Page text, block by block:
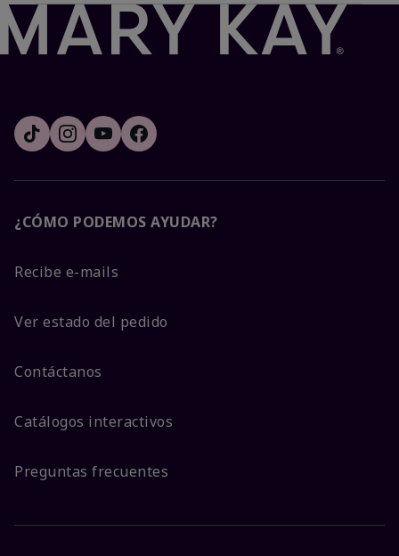
¿CÓMO PODEMOS AYUDAR?
Recibe e-mails
Ver estado del pedido
Contáctanos
Catálogos interactivos
Preguntas frecuentes